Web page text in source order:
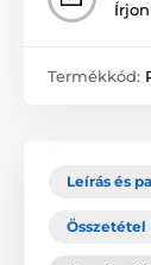
Termékkód:
Leírás és
Összetétel